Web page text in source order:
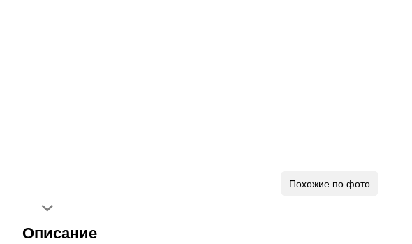
Похожие по фото
Описание